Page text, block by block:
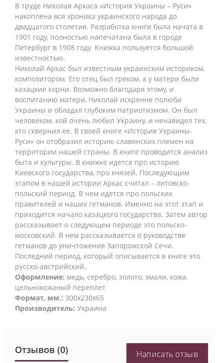
В труде Николая Аркаса «История Украины – Руси»
накоплена вся хроника украинского народа до
двадцатого столетия. Разработка книги была начата в
1901 году, полностью напечатана была в городе
Петербург в 1908 году. Книжка пользуется большой
известностью.
Николай Аркас был известным украинским историком,
композитором. Его отец был греком, а у матери были
казацкие корни. Возможно благодаря этому, и
воспитанию матери, Николай искренне полюби
Украины и обладал глубоким патриотизмом. Он был
человеком, кой очень любил Украину, и ненавидел тех,
кто сквернил ее. В своей книге «История Украины-
Руси» он отобразил историю славянских племен на
территории нашей страны. В книге проводится анализ
быта и культуры. В книжке идется про историю
Киевского государства, про князей. Последующим
этапом в нашей истории Аркас считал – литовско-
польский период. В нем идется про польских
правителей и наших гетманов. Именно на этот этап и
приходится начало казацкого государства. Затем автор
рассказывает о следующем периоде это польско-
московский. В нем рассказывается о руководстве
гетманов до уничтожения Запорожской Сечи.
Последний период, который описывается в книге это
русско-австрийский.
Оформление: медь, серебро, золото, эмали, кожа,
цельнокожаный переплет
Формат, мм.: 300х230х65
Производитель: Украина
Отзывов (0) Написать отзыв